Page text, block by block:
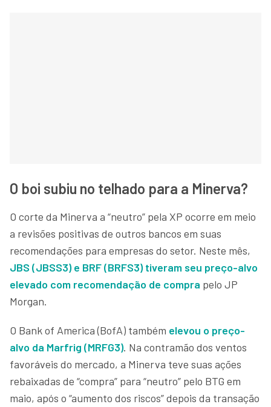
O boi subiu no telhado para a Minerva?
O corte da Minerva a “neutro” pela XP ocorre em meio
a revisões positivas de outros bancos em suas
recomendações para empresas do setor. Neste mês,
JBS (JBSS3) e BRF (BRFS3) tiveram seu preço-alvo
elevado com recomendação de compra pelo JP
Morgan.
O Bank of America (BofA) também elevou o preço-
alvo da Marfrig (MRFG3). Na contramão dos ventos
favoráveis do mercado, a Minerva teve suas ações
rebaixadas de “compra” para “neutro” pelo BTG em
maio, após o “aumento dos riscos” depois da transação